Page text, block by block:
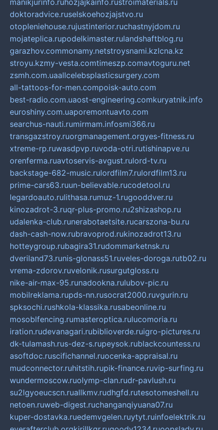
manikjurinfo.ruhozjajkainfo.rustroimaterials.ru
doktoradvice.ruselskoehozjajstvo.ru
otopleniehouse.rujustinterior.ruchastnyjdom.ru
mojateplica.rupodelkimaster.rulandshaftblog.ru
garazhov.commonamy.netstroysnami.kzlcna.kz
stroyu.kzmy-vesta.comtimeszp.comavtoguru.net
zsmh.com.uaallcelebsplasticsurgery.com
all-tattoos-for-men.compoisk-auto.com
best-radio.com.uaost-engineering.comkuryatnik.info
euroshiny.com.uaporemontuavto.com
searchus-nauti.rumirmam.infosmi366.ru
transgazstroy.ruorgmanagement.orgyes-fitness.ru
xtreme-rp.ruwasdpvp.ruvoda-otri.rutishinapve.ru
orenferma.ruavtoservis-avgust.rulord-tv.ru
backstage-682-music.rulordfilm7.rulordfilm13.ru
prime-cars63.ruun-believable.rucodetool.ru
legardoauto.rulithasa.rumuz-1.rugooddver.ru
kinozadrot-3.ruqr-plus-promo.ru2shizashop.ru
udalenka-club.runerabotaetsite.rucarszona-bu.ru
dash-cash-now.rubravoprod.rukinozadrot13.ru
hotteygroup.rubagira31.rudommarketnsk.ru
dveriland73.runis-glonass51.ruveles-doroga.rutb02.ru
vrema-zdorov.ruvelonik.rusurgutgloss.ru
nike-air-max-95.runadookna.rulubov-pic.ru
mobilreklama.rupds-nn.rusocrat2000.ruvgurin.ru
spksochi.rushkola-klassika.rusabeonline.ru
mosoblfencing.rumasteroptica.rulucomoria.ru
iration.rudevanagari.rubiblioverde.ruigro-pictures.ru
dk-tulamash.rus-dez-s.rupeysok.rublackcountess.ru
asoftdoc.ruscifichannel.ruocenka-appraisal.ru
mudconnector.ruhitstih.rupik-finance.ruvip-surfing.ru
wundermoscow.ruolymp-clan.rudr-pavlush.ru
su2lgyoeucscn.ruallkmv.rudhgfd.rutesotomeshell.ru
netoen.ruweb-digest.ruchanganqiyuana07.ru
kuper-dostavka.ruedemvgelen.ruytyt.ruinfoelektrik.ru